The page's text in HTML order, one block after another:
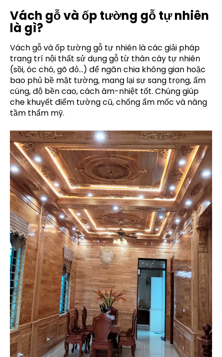
Vách gỗ và ốp tường gỗ tự nhiên
là gì?
Vách gỗ và ốp tường gỗ tự nhiên là các giải pháp
trang trí nội thất sử dụng gỗ từ thân cây tự nhiên
(sồi, óc chó, gõ đỏ...) để ngăn chia không gian hoặc
bao phủ bề mặt tường, mang lại sự sang trọng, ấm
cúng, độ bền cao, cách âm-nhiệt tốt. Chúng giúp
che khuyết điểm tường cũ, chống ẩm mốc và nâng
tầm thẩm mỹ.